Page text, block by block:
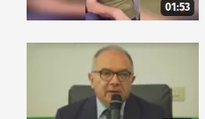
01:53